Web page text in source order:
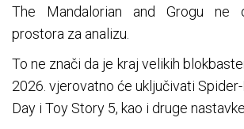
The Mandalorian and Grogu ne
prostora za analizu.
To ne znači da je kraj velikih
2026. vjerovatno će uključivati
Day i Toy Story 5, kao i druge